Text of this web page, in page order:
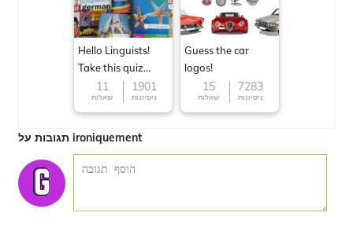
Hello Linguists!
Take this quiz
now!11
שאלות
1901
ניסיונות
Guess the car
logos!
15
שאלות
7283
ניסיונות
תגובות על ironiquement